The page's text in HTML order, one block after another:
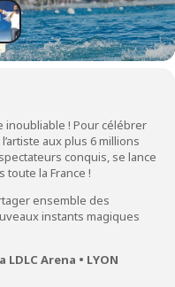
! Pour célébrer
aux plus 6 millions
conquis, se lance
la France !
ensemble des
instants magiques
Arena • LYON